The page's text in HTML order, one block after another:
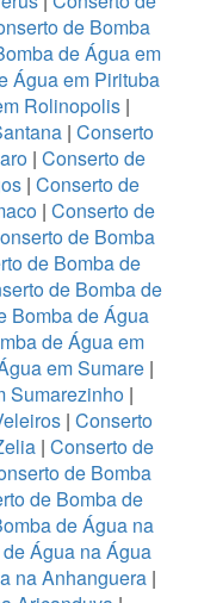
de Bomba
de Água em
Água em Pirituba
Rolinopolis|
| Conserto
| Conserto de
| Conserto de
| Conserto de
de Bomba
de Bomba de
de Bomba de
Bomba de Água
de Água em
em Sumare |
Sumarezinho|
| Conserto
| Conserto de
de Bomba
de Bomba de
de Água na
Água na Água
na Anhanguera |